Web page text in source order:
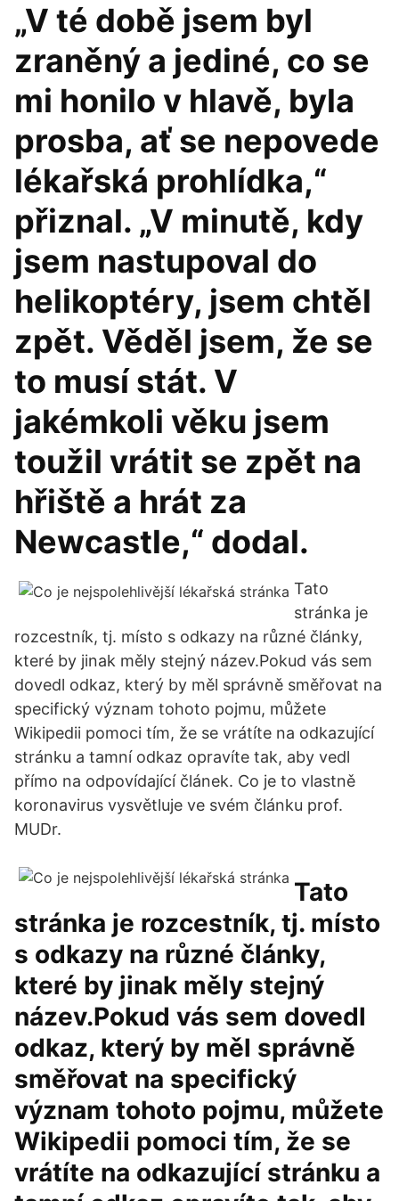
„V té době jsem byl
zraněný a jediné, co se
mi honilo v hlavě, byla
prosba, ať se nepovede
lékařská prohlídka,“
přiznal. „V minutě, kdy
jsem nastupoval do
helikoptéry, jsem chtěl
zpět. Věděl jsem, že se
to musí stát. V
jakémkoli věku jsem
toužil vrátit se zpět na
hřiště a hrát za
Newcastle,“ dodal.
Tato
stránka je
rozcestník, tj. místo s odkazy na různé články,
které by jinak měly stejný název.Pokud vás sem
dovedl odkaz, který by měl správně směřovat na
specifický význam tohoto pojmu, můžete
Wikipedii pomoci tím, že se vrátíte na odkazující
stránku a tamní odkaz opravíte tak, aby vedl
přímo na odpovídající článek. Co je to vlastně
koronavirus vysvětluje ve svém článku prof.
MUDr.
Tato
stránka je rozcestník, tj. místo
s odkazy na různé články,
které by jinak měly stejný
název.Pokud vás sem dovedl
odkaz, který by měl správně
směřovat na specifický
význam tohoto pojmu, můžete
Wikipedii pomoci tím, že se
vrátíte na odkazující stránku a